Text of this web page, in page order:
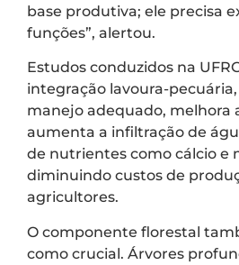
base produtiva; ele precisa
funções”, alertou.
Estudos conduzidos na
integração lavoura-
manejo adequado, melhora
aumenta a infiltração de
de nutrientes como cálcio e
diminuindo custos de
agricultores.
O componente florestal
como crucial. Árvores